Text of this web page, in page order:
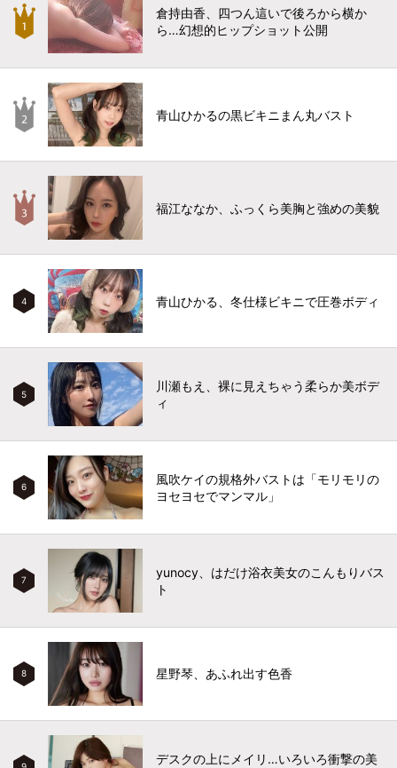
倉持由香、四つん這いで後ろから横か
ら…幻想的ヒップショット公開
青山ひかるの黒ビキニまん丸バスト
福江ななか、ふっくら美胸と強めの美貌
4 青山ひかる、冬仕様ビキニで圧巻ボディ
5
川瀬もえ、裸に見えちゃう柔らか美ボデ
ィ
6
風吹ケイの規格外バストは「モリモリの
ヨセヨセでマンマル」
7
yunocy、はだけ浴衣美女のこんもりバス
ト
8 星野琴、あふれ出す色香
デスクの上にメイリ…いろいろ衝撃の美